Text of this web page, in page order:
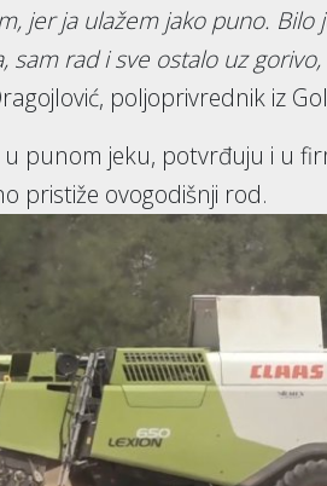
jer ja ulažem jako puno.
sam rad i sve ostalo uz
poljoprivrednik iz
u punom jeku, potvrđuju i u
pristiže ovogodišnji rod.